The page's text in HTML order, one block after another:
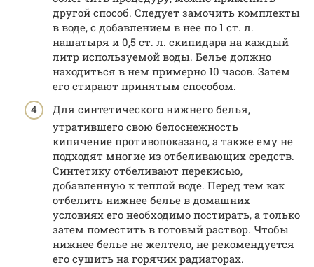
другой способ. Следует замочить комплекты
в воде, с добавлением в нее по 1 ст. л.
нашатыря и 0,5 ст. л. скипидара на каждый
литр используемой воды. Белье должно
находиться в нем примерно 10 часов. Затем
его стирают принятым способом.
Для синтетического нижнего белья,
утратившего свою белоснежность
кипячение противопоказано, а также ему не
подходят многие из отбеливающих средств.
Синтетику отбеливают перекисью,
добавленную к теплой воде. Перед тем как
отбелить нижнее белье в домашних
условиях его необходимо постирать, а только
затем поместить в готовый раствор. Чтобы
нижнее белье не желтело, не рекомендуется
его сушить на горячих радиаторах.